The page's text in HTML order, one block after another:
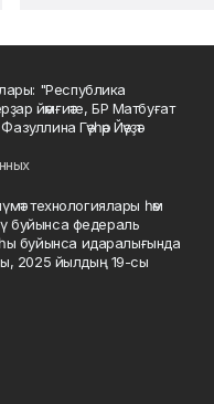
"Республика
йәмғиәте, БР Матбуғат
Гәүһәр Йәүҙәт
технологиялары һәм
буйынса федераль
буйынса идаралығында
2025 йылдың 19-сы